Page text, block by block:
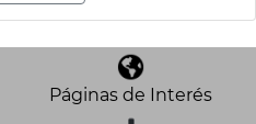
Páginas de Interés